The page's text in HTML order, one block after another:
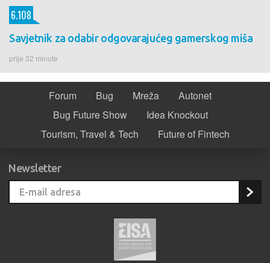
Savjetnik za odabir odgovarajućeg gamerskog miša
prije 32 minute
6.108
Forum Bug Mreža
Autonet
Bug Future Show
Idea Knockout
Tourism, Travel & Tech
Future of Fintech
Newsletter